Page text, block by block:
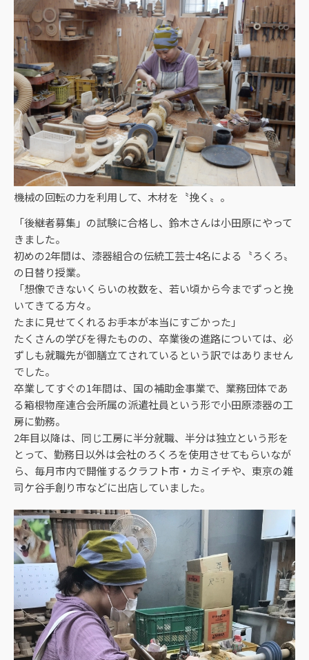
機械の回転の力を利用して、木材を〝挽く〟。
「後継者募集」の試験に合格し、鈴木さんは小田原にやって
きました。
初めの2年間は、漆器組合の伝統工芸士4名による〝ろくろ〟
の日替り授業。
「想像できないくらいの枚数を、若い頃から今までずっと挽
いてきてる方々。
たまに見せてくれるお手本が本当にすごかった」
たくさんの学びを得たものの、卒業後の進路については、必
ずしも就職先が御膳立てされているという訳ではありません
でした。
卒業してすぐの1年間は、国の補助金事業で、業務団体であ
る箱根物産連合会所属の派遣社員という形で小田原漆器の工
房に勤務。
2年目以降は、同じ工房に半分就職、半分は独立という形を
とって、勤務日以外は会社のろくろを使用させてもらいなが
ら、毎月市内で開催するクラフト市・カミイチや、東京の雑
司ケ谷手創り市などに出店していました。